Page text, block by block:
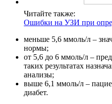
Читайте также:
Ошибки на УЗИ при
меньше 5,6 ммоль/л –
нормы;
от 5,6 до 6 ммоль/л –
таких результатах
анализы;
выше 6,1 ммоль/л –
диабет.